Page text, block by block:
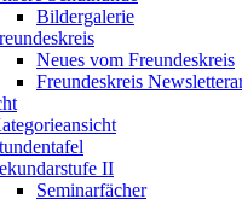
Bildergalerie
Neues vom Freundeskreis
Freundeskreis
II
Seminarfächer